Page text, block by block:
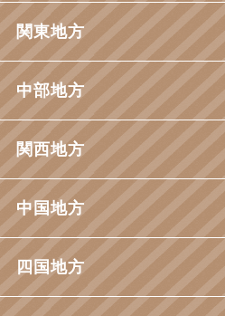
関東地方
中部地方
関西地方
中国地方
四国地方